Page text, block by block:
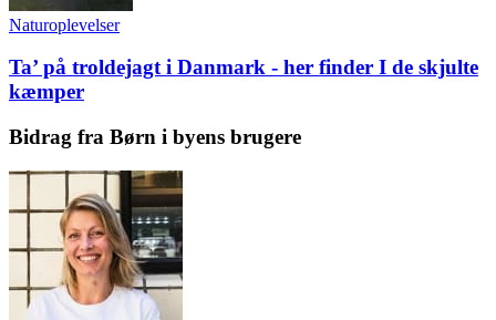
Naturoplevelser
Ta’ på troldejagt i Danmark - her finder I de skjulte
kæmper
Bidrag fra Børn i byens brugere